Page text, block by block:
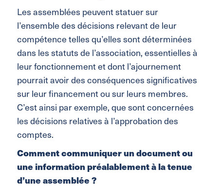
Les assemblées peuvent statuer sur
l’ensemble des décisions relevant de leur
compétence telles qu’elles sont déterminées
dans les statuts de l’association, essentielles à
leur fonctionnement et dont l’ajournement
pourrait avoir des conséquences significatives
sur leur financement ou sur leurs membres.
C’est ainsi par exemple, que sont concernées
les décisions relatives à l’approbation des
comptes.
Comment communiquer un document ou
une information préalablement à la tenue
d’une assemblée ?